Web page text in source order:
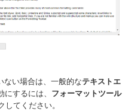
ない場合は、一般的なテキストエ
するには、 フォーマットツール
てください。